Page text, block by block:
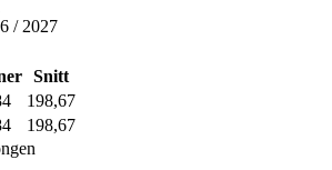
/ 2027
Snitt
198,67
198,67